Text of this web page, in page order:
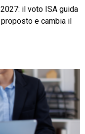
il voto ISA guida
e cambia il